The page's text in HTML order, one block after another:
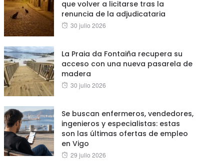
que volver a licitarse tras la
renuncia de la adjudicataria
Posted
30 julio 2026
La Praia da Fontaiña recupera su
acceso con una nueva pasarela de
madera
Posted
30 julio 2026
Se buscan enfermeros, vendedores,
ingenieros y especialistas: estas
son las últimas ofertas de empleo
en Vigo
Posted
29 julio 2026